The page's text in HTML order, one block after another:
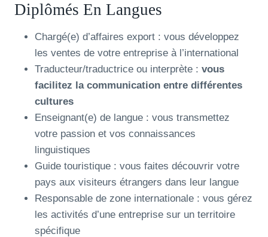
Diplômés En Langues
Chargé(e) d’affaires export : vous développez
les ventes de votre entreprise à l’international
Traducteur/traductrice ou interprète : vous
facilitez la communication entre différentes
cultures
Enseignant(e) de langue : vous transmettez
votre passion et vos connaissances
linguistiques
Guide touristique : vous faites découvrir votre
pays aux visiteurs étrangers dans leur langue
Responsable de zone internationale : vous gérez
les activités d’une entreprise sur un territoire
spécifique